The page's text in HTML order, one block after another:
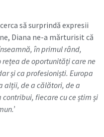
să surprindă expresii
Diana ne-a mărturisit că
în primul rând,
rețea de oportunități care ne
și ca profesioniști. Europa
alții, de a călători, de a
fiecare cu ce știm și